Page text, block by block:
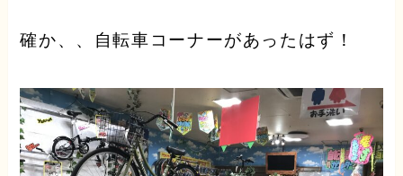
確か、、自転車コーナーがあったはず！